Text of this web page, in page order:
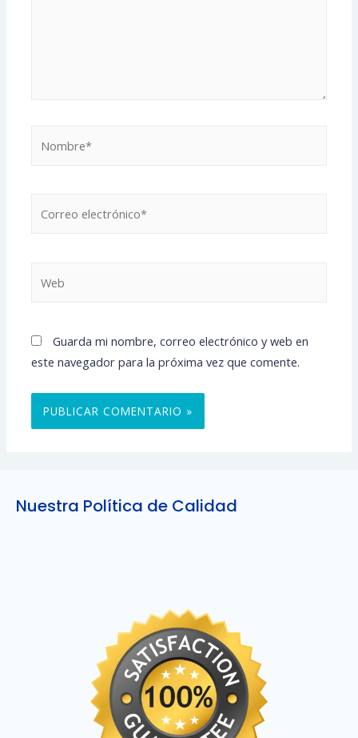
Guarda mi nombre, correo electrónico y web en
este navegador para la próxima vez que comente.
Nuestra Política de Calidad